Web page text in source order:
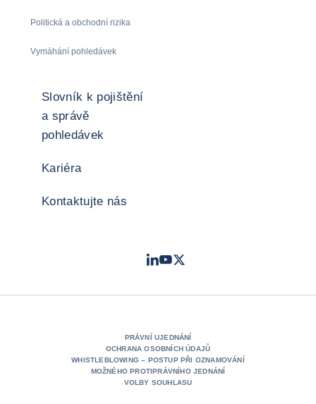
Politická a obchodní rizika
Vymáhání pohledávek
Slovník k pojištění
a správě
pohledávek
Kariéra
Kontaktujte nás
LinkedIn
Youtube
Twitter
PRÁVNÍ UJEDNÁNÍ
OCHRANA OSOBNÍCH ÚDAJŮ
WHISTLEBLOWING – POSTUP PŘI OZNAMOVÁNÍ
MOŽNÉHO PROTIPRÁVNÍHO JEDNÁNÍ
VOLBY SOUHLASU